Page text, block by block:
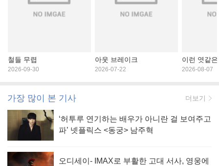
철들 무렵
2026-09-30
아웃 브레이크
2026-07-22
이런 엿같
2026-08-07
가장 많이 본 기사 더보기
‘허투루 연기하는 배우가 아니란 걸 보여주고
파’ 넷플릭스 <동궁> 남주혁
오디세이- IMAX로 부활한 고대 서사, 영웅에